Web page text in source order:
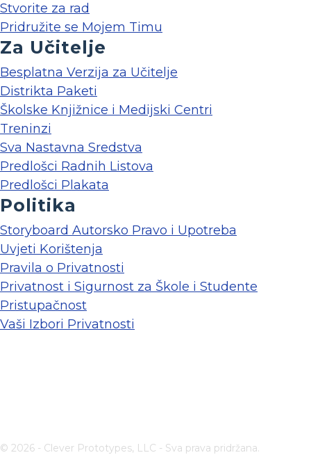
Stvorite za rad
Pridružite se Mojem Timu
Za Učitelje
Besplatna Verzija za Učitelje
Distrikta Paketi
Školske Knjižnice i Medijski Centri
Treninzi
Sva Nastavna Sredstva
Predlošci Radnih Listova
Predlošci Plakata
Politika
Storyboard Autorsko Pravo i Upotreba
Uvjeti Korištenja
Pravila o Privatnosti
Privatnost i Sigurnost za Škole i Studente
Pristupačnost
Vaši Izbori Privatnosti
© 2026 - Clever Prototypes, LLC - Sva prava pridržana.